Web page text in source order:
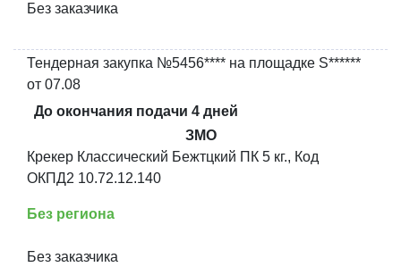
Без заказчика
Тендерная закупка №5456**** на площадке S******
от 07.08
До окончания подачи 4 дней
ЗМО
Крекер Классический Бежтцкий ПК 5 кг., Код
ОКПД2 10.72.12.140
Без региона
Без заказчика